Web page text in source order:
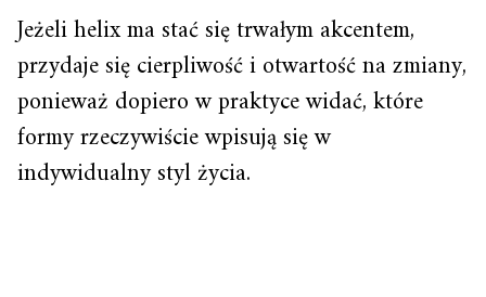
Jeżeli helix ma stać się trwałym akcentem,
przydaje się cierpliwość i otwartość na zmiany,
ponieważ dopiero w praktyce widać, które
formy rzeczywiście wpisują się w
indywidualny styl życia.